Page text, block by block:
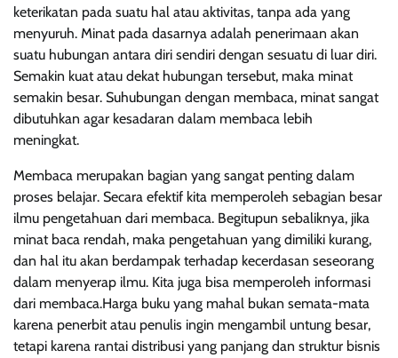
keterikatan pada suatu hal atau aktivitas, tanpa ada yang
menyuruh. Minat pada dasarnya adalah penerimaan akan
suatu hubungan antara diri sendiri dengan sesuatu di luar diri.
Semakin kuat atau dekat hubungan tersebut, maka minat
semakin besar. Suhubungan dengan membaca, minat sangat
dibutuhkan agar kesadaran dalam membaca lebih
meningkat.
Membaca merupakan bagian yang sangat penting dalam
proses belajar. Secara efektif kita memperoleh sebagian besar
ilmu pengetahuan dari membaca. Begitupun sebaliknya, jika
minat baca rendah, maka pengetahuan yang dimiliki kurang,
dan hal itu akan berdampak terhadap kecerdasan seseorang
dalam menyerap ilmu. Kita juga bisa memperoleh informasi
dari membaca.Harga buku yang mahal bukan semata-mata
karena penerbit atau penulis ingin mengambil untung besar,
tetapi karena rantai distribusi yang panjang dan struktur bisnis